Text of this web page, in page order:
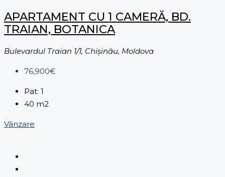
APARTAMENT CU 1 CAMERĂ, BD.
TRAIAN, BOTANICA
Bulevardul Traian 1/1, Chișinău, Moldova
76,900€
Pat: 1
40 m2
Vânzare